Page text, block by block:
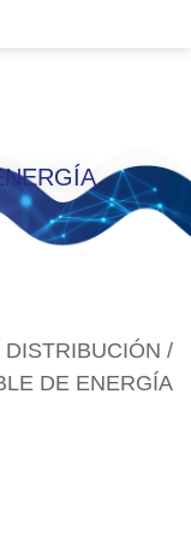
/
DE ENERGÍA